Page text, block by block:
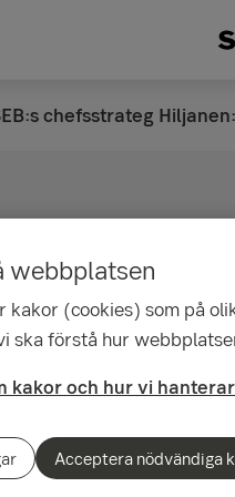
chefsstrateg
i
rådet är eniga
webbplatsen
kakor (cookies) som på
ska förstå hur
kakor och hur vi
Acceptera nödvändiga